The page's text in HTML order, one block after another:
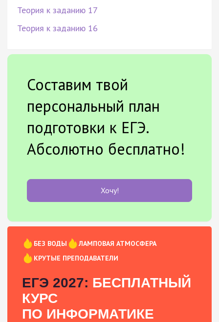
Теория к заданию 17
Теория к заданию 16
Составим твой
персональный план
подготовки к ЕГЭ.
Абсолютно бесплатно!
Хочу!
БЕЗ ВОДЫ
ЛАМПОВАЯ АТМОСФЕРА
КРУТЫЕ ПРЕПОДАВАТЕЛИ
ЕГЭ 2027: БЕСПЛАТНЫЙ
КУРС
ПО ИНФОРМАТИКЕ